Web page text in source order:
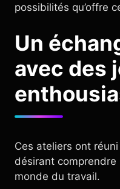
possibilités qu’offre
Un
avec des
Ces ateliers ont
désirant comprendre
monde du travail.